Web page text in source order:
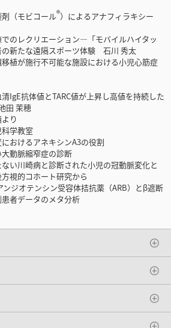
（モビコール®）によるアナフィラキシー
のレクリエーション―「モバイルハイタッ
の新たな遠隔スポーツ体験 石川 秀太
植が施行不可能な施設における小児心筋症
IgE抗体値とTARC値が上昇し高値を持続した
田 茉穂
り
学教室
おけるアネキシンA3の役割
動脈縮窄症の診断
い川崎病と診断された小児の冠動脈変化と
視的コホート研究から
ジオテンシン受容体拮抗薬（ARB）とβ遮断
者データのメタ分析